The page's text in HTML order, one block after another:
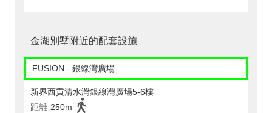
金湖別墅附近的配套設施
FUSION - 銀線灣廣場
新界西貢清水灣銀線灣廣場5-6樓
距離 250m